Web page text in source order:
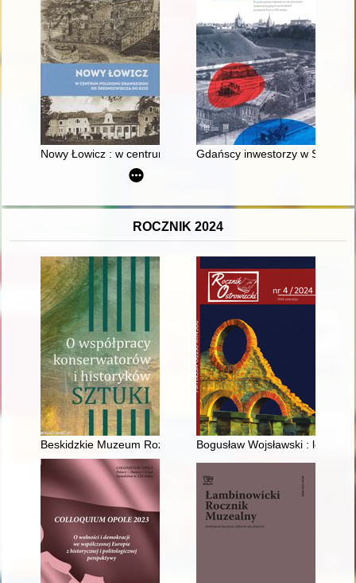
Nowy Łowicz : w centrum poligonu drawskiego od
Gdańscy inwestorzy w
ROCZNIK 2024
Beskidzkie Muzeum Rozproszone Diecezji Bielsko-
Bogusław Wojsławski :